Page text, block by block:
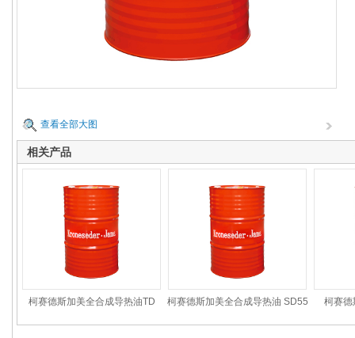
查看全部大图
相关产品
柯赛德斯加美全合成导热油TD 柯赛德斯加美全合成导热油 SD55 柯赛德